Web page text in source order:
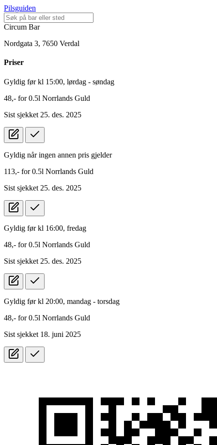
Pilsguiden
Circum Bar
Nordgata 3, 7650 Verdal
Priser
Gyldig før kl 15:00, lørdag - søndag
48,- for0.5l Norrlands Guld
Sist sjekket 25. des. 2025
Gyldig når ingen annen pris gjelder
113,- for0.5l Norrlands Guld
Sist sjekket 25. des. 2025
Gyldig før kl 16:00, fredag
48,- for0.5l Norrlands Guld
Sist sjekket 25. des. 2025
Gyldig før kl 20:00, mandag - torsdag
48,- for0.5l Norrlands Guld
Sist sjekket 18. juni 2025